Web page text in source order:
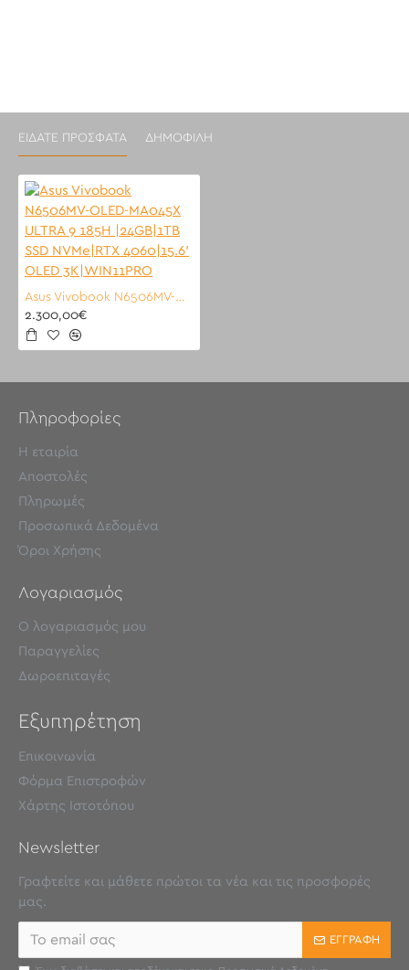
ΕΊΔΑΤΕ ΠΡΌΣΦΑΤΑ ΔΗΜΟΦΙΛΉ
Asus Vivobook N6506MV-OLED-MA045X ULTRA 9 185H |24GB|1TB SSD NVMe|RTX 4060|15.6' OLED 3K|WIN11PRO
2.300,00€
Πληροφορίες
Η εταιρία
Αποστολές
Πληρωμές
Προσωπικά Δεδομένα
Όροι Χρήσης
Λογαριασμός
Ο λογαριασμός μου
Παραγγελίες
Δωροεπιταγές
Εξυπηρέτηση
Επικοινωνία
Φόρμα Επιστροφών
Χάρτης Ιστοτόπου
Newsletter
Γραφτείτε και μάθετε πρώτοι τα νέα και τις προσφορές
μας.
ΕΓΓΡΑΦΉ